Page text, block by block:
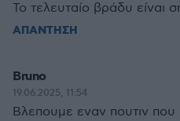
Το τελευταίο βράδυ είναι
ΑΠΑΝΤΗΣΗ
Bruno
19.06.2025, 11:54
Βλεπουμε εναν πουτιν που